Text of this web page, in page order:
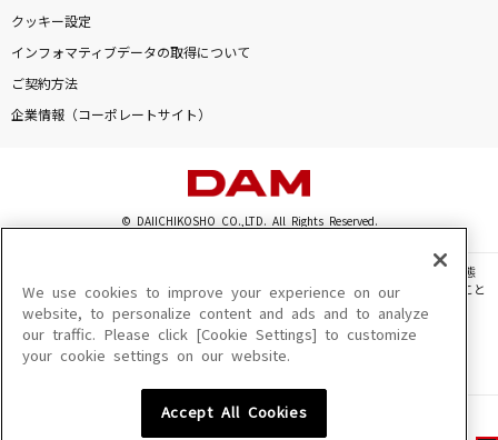
クッキー設定
インフォマティブデータの取得について
ご契約方法
企業情報（コーポレートサイト）
© DAIICHIKOSHO CO.,LTD. All Rights Reserved.
このサイトに掲載されている一切の文章・画像・写真・動画・音声等を、手段や形態
を問わず、著作権法の定める範囲を超えて無断で複製、転載、ファイル化などすること
を禁じます。
楽曲及びコンテンツは、機種によりご利用いただけない場合があります。
楽曲及びコンテンツの配信日、配信内容が変更になる場合があります。
We use cookies to improve your experience on our
website, to personalize content and ads and to analyze
our traffic. Please click [Cookie Settings] to customize
your cookie settings on our website.
Accept All Cookies